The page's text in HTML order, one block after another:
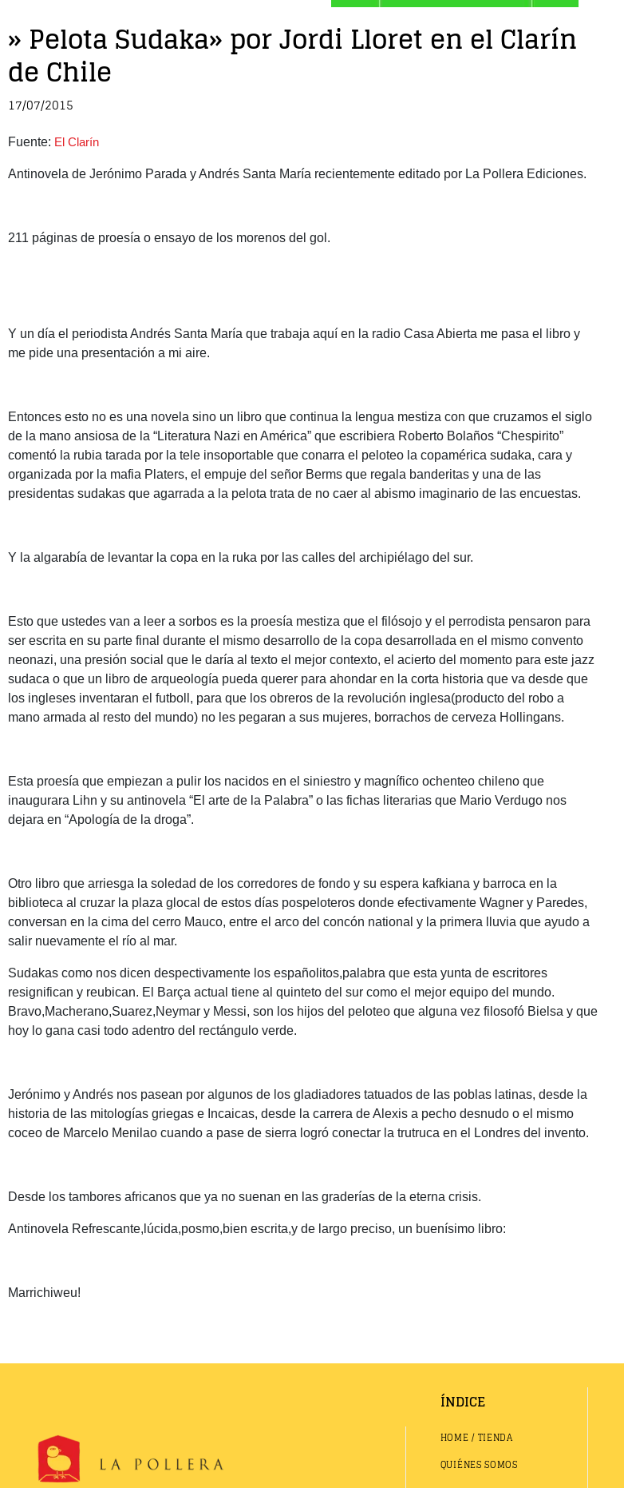
» Pelota Sudaka» por Jordi Lloret en el Clarín
de Chile
17/07/2015
Fuente: El Clarín
Antinovela de Jerónimo Parada y Andrés Santa María recientemente editado por La Pollera Ediciones.
211 páginas de proesía o ensayo de los morenos del gol.
Y un día el periodista Andrés Santa María que trabaja aquí en la radio Casa Abierta me pasa el libro y
me pide una presentación a mi aire.
Entonces esto no es una novela sino un libro que continua la lengua mestiza con que cruzamos el siglo
de la mano ansiosa de la “Literatura Nazi en América” que escribiera Roberto Bolaños “Chespirito”
comentó la rubia tarada por la tele insoportable que conarra el peloteo la copamérica sudaka, cara y
organizada por la mafia Platers, el empuje del señor Berms que regala banderitas y una de las
presidentas sudakas que agarrada a la pelota trata de no caer al abismo imaginario de las encuestas.
Y la algarabía de levantar la copa en la ruka por las calles del archipiélago del sur.
Esto que ustedes van a leer a sorbos es la proesía mestiza que el filósojo y el perrodista pensaron para
ser escrita en su parte final durante el mismo desarrollo de la copa desarrollada en el mismo convento
neonazi, una presión social que le daría al texto el mejor contexto, el acierto del momento para este jazz
sudaca o que un libro de arqueología pueda querer para ahondar en la corta historia que va desde que
los ingleses inventaran el futboll, para que los obreros de la revolución inglesa(producto del robo a
mano armada al resto del mundo) no les pegaran a sus mujeres, borrachos de cerveza Hollingans.
Esta proesía que empiezan a pulir los nacidos en el siniestro y magnífico ochenteo chileno que
inaugurara Lihn y su antinovela “El arte de la Palabra” o las fichas literarias que Mario Verdugo nos
dejara en “Apología de la droga”.
Otro libro que arriesga la soledad de los corredores de fondo y su espera kafkiana y barroca en la
biblioteca al cruzar la plaza glocal de estos días pospeloteros donde efectivamente Wagner y Paredes,
conversan en la cima del cerro Mauco, entre el arco del concón national y la primera lluvia que ayudo a
salir nuevamente el río al mar.
Sudakas como nos dicen despectivamente los españolitos,palabra que esta yunta de escritores
resignifican y reubican. El Barça actual tiene al quinteto del sur como el mejor equipo del mundo.
Bravo,Macherano,Suarez,Neymar y Messi, son los hijos del peloteo que alguna vez filosofó Bielsa y que
hoy lo gana casi todo adentro del rectángulo verde.
Jerónimo y Andrés nos pasean por algunos de los gladiadores tatuados de las poblas latinas, desde la
historia de las mitologías griegas e Incaicas, desde la carrera de Alexis a pecho desnudo o el mismo
coceo de Marcelo Menilao cuando a pase de sierra logró conectar la trutruca en el Londres del invento.
Desde los tambores africanos que ya no suenan en las graderías de la eterna crisis.
Antinovela Refrescante,lúcida,posmo,bien escrita,y de largo preciso, un buenísimo libro:
Marrichiweu!
ÍNDICE
HOME / TIENDA
QUIÉNES SOMOS